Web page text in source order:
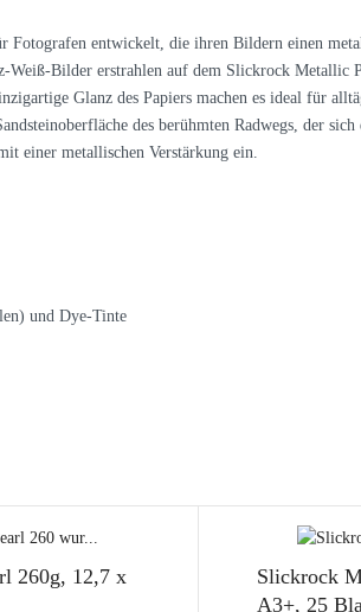
Fotografen entwickelt, die ihren Bildern einen
Weiß-Bilder erstrahlen auf dem Slickrock Metallic
Glanz des Papiers machen es ideal für
des berühmten Radwegs, der
einer metallischen Verstärkung ein.
und Dye-Tinte
260g, 12,7 x
Slickrock
A3+, 25